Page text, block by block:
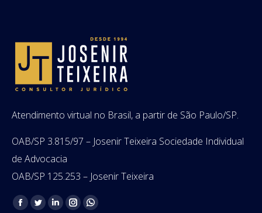
Atendimento virtual no Brasil, a partir de São Paulo/SP.
OAB/SP 3.815/97 – Josenir Teixeira Sociedade Individual
de Advocacia
OAB/SP 125.253 – Josenir Teixeira
Encontre-nos em:
Facebook
TwitterLinkedinInstagramWhatsapp